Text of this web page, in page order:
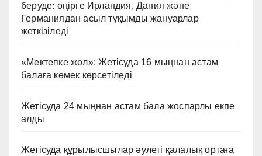
беруде: өңірге Ирландия, Дания және
Германиядан асыл тұқымды жануарлар
жеткізіледі
«Мектепке жол»: Жетісуда 16 мыңнан астам
балаға көмек көрсетіледі
Жетісуда 24 мыңнан астам бала жоспарлы екпе
алды
Жетісуда құрылысшылар әулеті қалалық ортаға